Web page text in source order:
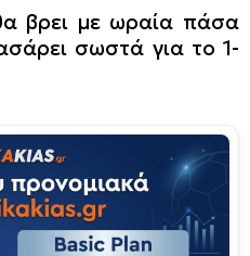
βρει με ωραία πάσα
σωστά για το 1-